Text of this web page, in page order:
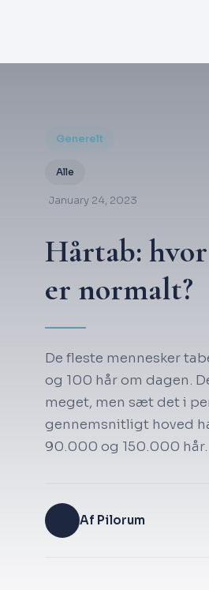
Generelt
Alle
January 24, 2023
Hårtab:
er normalt?
De fleste mennesker
og 100 hår om dagen.
meget, men sæt det i
gennemsnitligt hoved
90.000 og 150.000 hår.
Af Pilorum